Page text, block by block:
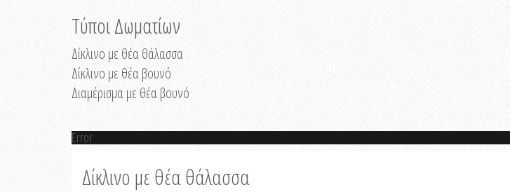
Τύποι Δωματίων
Δίκλινο με θέα θάλασσα
Δίκλινο με θέα βουνό
Διαμέρισμα με θέα βουνό
Error
Δίκλινο με θέα θάλασσα